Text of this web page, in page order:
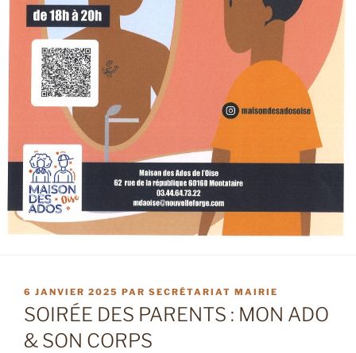
PUBLIÉ
LE
6 JANVIER 2025 PAR SECRÉTARIAT MAIRIE
SOIRÉE DES PARENTS : MON ADO
& SON CORPS